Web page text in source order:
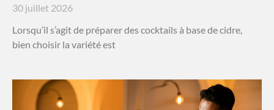
30 juillet 2026
Lorsqu’il s’agit de préparer des cocktails à base de cidre,
bien choisir la variété est